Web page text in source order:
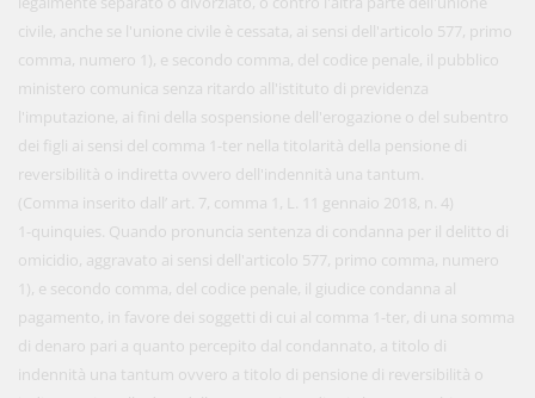
civile, anche se l'unione civile è cessata, ai sensi dell'articolo 577, primo
comma, numero 1), e secondo comma, del codice penale, il pubblico
ministero comunica senza ritardo all'istituto di previdenza
l'imputazione, ai fini della sospensione dell'erogazione o del subentro
dei figli ai sensi del comma 1-ter nella titolarità della pensione di
reversibilità o indiretta ovvero dell'indennità una tantum.
(Comma inserito dall’ art. 7, comma 1, L. 11 gennaio 2018, n. 4)
1-quinquies. Quando pronuncia sentenza di condanna per il delitto di
omicidio, aggravato ai sensi dell'articolo 577, primo comma, numero
1), e secondo comma, del codice penale, il giudice condanna al
pagamento, in favore dei soggetti di cui al comma 1-ter, di una somma
di denaro pari a quanto percepito dal condannato, a titolo di
indennità una tantum ovvero a titolo di pensione di reversibilità o